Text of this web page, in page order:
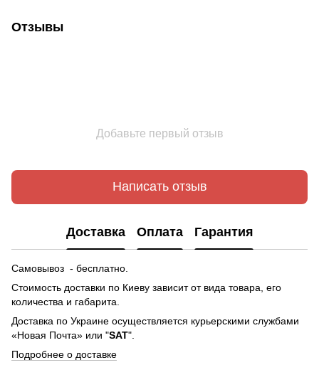
Отзывы
Добавьте первый отзыв
Написать отзыв
Доставка Оплата Гарантия
Самовывоз - бесплатно.
Стоимость доставки по Киеву зависит от вида товара, его
количества и габарита.
Доставка по Украине осуществляется курьерскими службами
«Новая Почта» или "SAT".
Подробнее о доставке